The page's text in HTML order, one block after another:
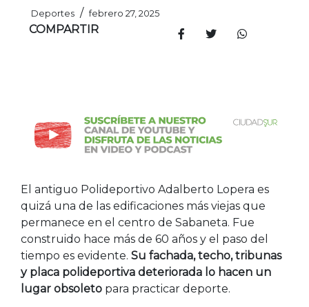
Deportes / febrero 27, 2025
COMPARTIR
El antiguo Polideportivo Adalberto Lopera es
quizá una de las edificaciones más viejas que
permanece en el centro de Sabaneta. Fue
construido hace más de 60 años y el paso del
tiempo es evidente. Su fachada, techo, tribunas
y placa polideportiva deteriorada lo hacen un
lugar obsoleto para practicar deporte.